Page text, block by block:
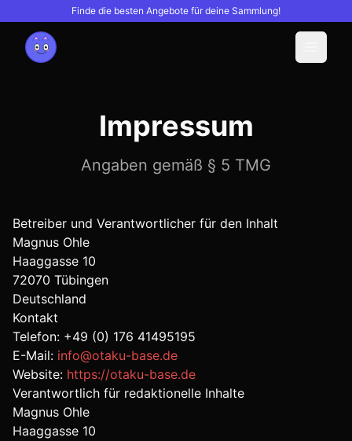
Finde die besten Angebote für deine Sammlung!
Impressum
Angaben gemäß § 5 TMG
Betreiber und Verantwortlicher für den Inhalt
Magnus Ohle
Haaggasse 10
72070 Tübingen
Deutschland
Kontakt
Telefon: +49 (0) 176 41495195
E-Mail: info@otaku-base.de
Website: https://otaku-base.de
Verantwortlich für redaktionelle Inhalte
Magnus Ohle
Haaggasse 10